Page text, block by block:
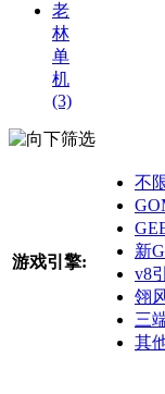
老
林
单
机
(3)
筛选
游戏引擎:
不
新
v8
翎
三
其